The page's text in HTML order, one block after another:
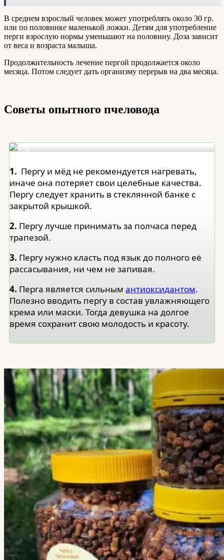
В среднем взрослый человек может употреблять около 30 гр.
или по половинке маленькой ложки. Детям для употребление
перги взрослую нормы уменьшают на половину. Доза зависит
от веса и возраста малыша.
Продолжительность лечение пергой продолжается около
месяца. Потом следует дать организму перерыв на два месяца.
Советы опытного пчеловода
1. Пергу и мёд не рекомендуется нагревать,
иначе она потеряет свои целебные качества.
Пергу следует хранить в стеклянной банке с
закрытой крышкой.
2. Пергу лучше принимать за полчаса перед
трапезой.
3. Пергу нужно класть под язык до полного её
рассасывания, ни чем не запивая.
4. Перга является сильным антиоксидантом.
Полезно вводить пергу в состав увлажняющего
крема или маски. Тогда девушка на долгое
время сохранит свою молодость и красоту.